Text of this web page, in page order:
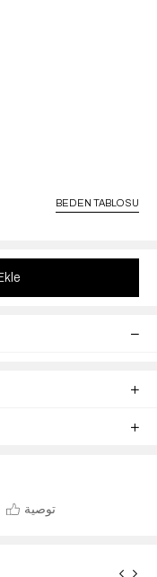
BEDEN TABLOSU
توصية